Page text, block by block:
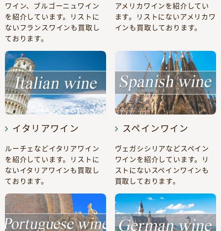
ワイン、ブルゴーニュワイン
を紹介しています。リストに
ないフランスワインも買取し
ております。
アメリカワインを紹介してい
ます。リストにないアメリカワ
インも買取しております。
イタリアワイン
ルーチェなどイタリアワイン
を紹介しています。リストに
ないイタリアワインも買取し
ております。
スペインワイン
ヴェガシシリアなどスペイン
ワインを紹介しています。リ
ストにないスペインワインも
買取しております。